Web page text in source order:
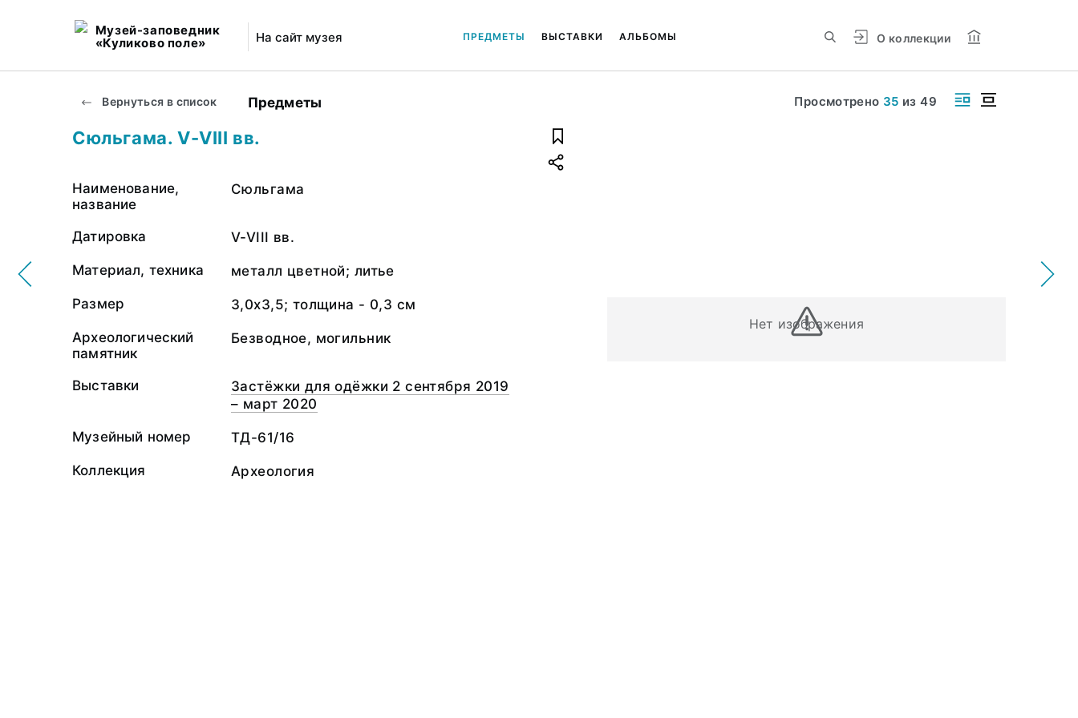
Музей-заповедник
«Куликово поле»
На сайт музея О коллекции
ПРЕДМЕТЫ ВЫСТАВКИ АЛЬБОМЫ
Вернуться в список Предметы Просмотрено 35 из49
Нет изображения
Сюльгама. V-VIII вв.
Наименование,
название
Сюльгама
Датировка V-VIII вв.
Материал, техника металл цветной; литье
Размер 3,0х3,5; толщина - 0,3 см
Археологический
памятник
Безводное, могильник
Выставки
Застёжки для одёжки 2 сентября 2019
– март 2020
Музейный номер ТД-61/16
Коллекция Археология